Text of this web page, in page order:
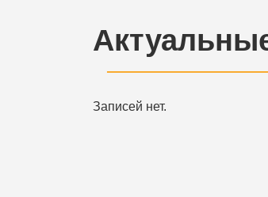
Записей нет.